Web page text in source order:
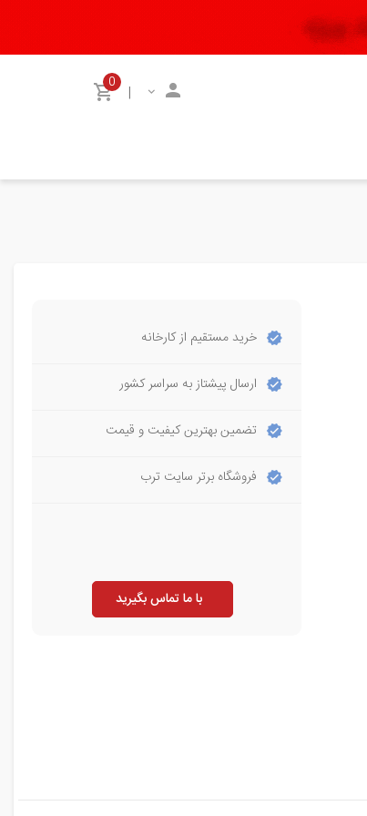
|
0
خرید مستقیم از کارخانه
ارسال پیشتاز به سراسر کشور
تضمین بهترین کیفیت و قیمت
فروشگاه برتر سایت ترب
با ما تماس بگیرید